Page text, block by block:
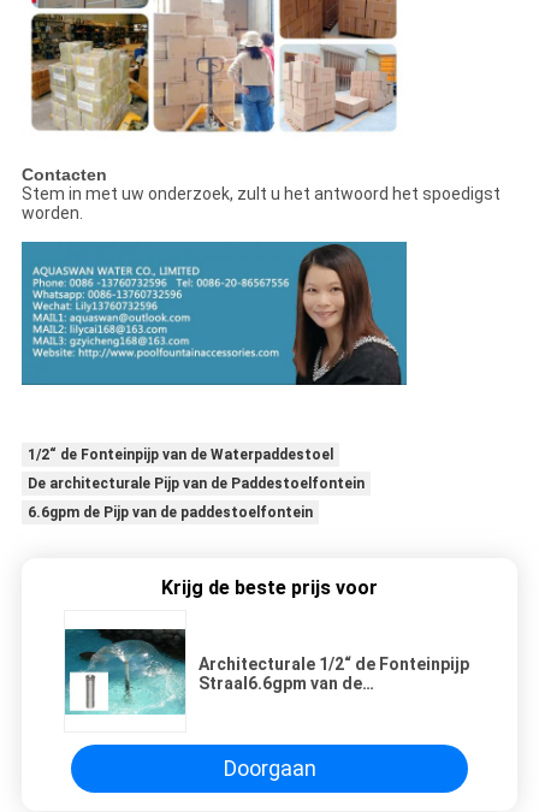
Contacten
Stem in met uw onderzoek, zult u het antwoord het spoedigst
worden.
1/2“ de Fonteinpijp van de Waterpaddestoel
De architecturale Pijp van de Paddestoelfontein
6.6gpm de Pijp van de paddestoelfontein
Krijg de beste prijs voor
Architecturale 1/2“ de Fonteinpijp
Straal6.6gpm van de
Doorgaan